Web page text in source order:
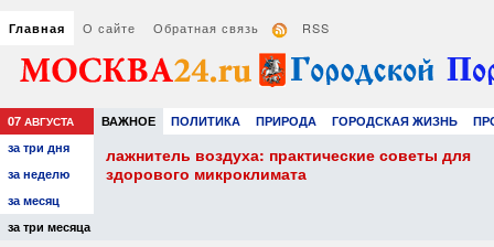
Главная О сайте Обратная связь RSS
07 АВГУСТА ВАЖНОЕ ПОЛИТИКА ПРИРОДА ГОРОДСКАЯ ЖИЗНЬ
за три дня
за неделю
за месяц
за три месяца
советы для
Сэндвич-панели в
применение современных